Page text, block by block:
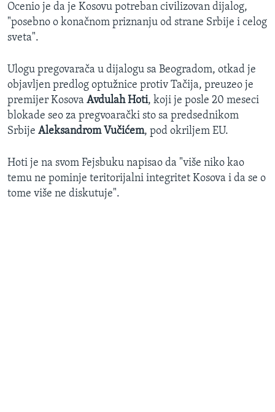
Ocenio je da je Kosovu potreban civilizovan dijalog,
"posebno o konačnom priznanju od strane Srbije i celog
sveta".
Ulogu pregovarača u dijalogu sa Beogradom, otkad je
objavljen predlog optužnice protiv Tačija, preuzeo je
premijer Kosova Avdulah Hoti, koji je posle 20 meseci
blokade seo za pregvoarački sto sa predsednikom
Srbije Aleksandrom Vučićem, pod okriljem EU.
Hoti je na svom Fejsbuku napisao da "više niko kao
temu ne pominje teritorijalni integritet Kosova i da se o
tome više ne diskutuje".